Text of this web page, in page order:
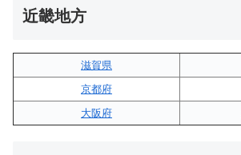
近畿地方
滋賀県
京都府
大阪府